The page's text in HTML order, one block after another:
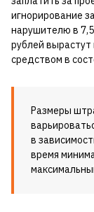
игнорирование
нарушителю в
рублей
средством в
Размеры
в
время